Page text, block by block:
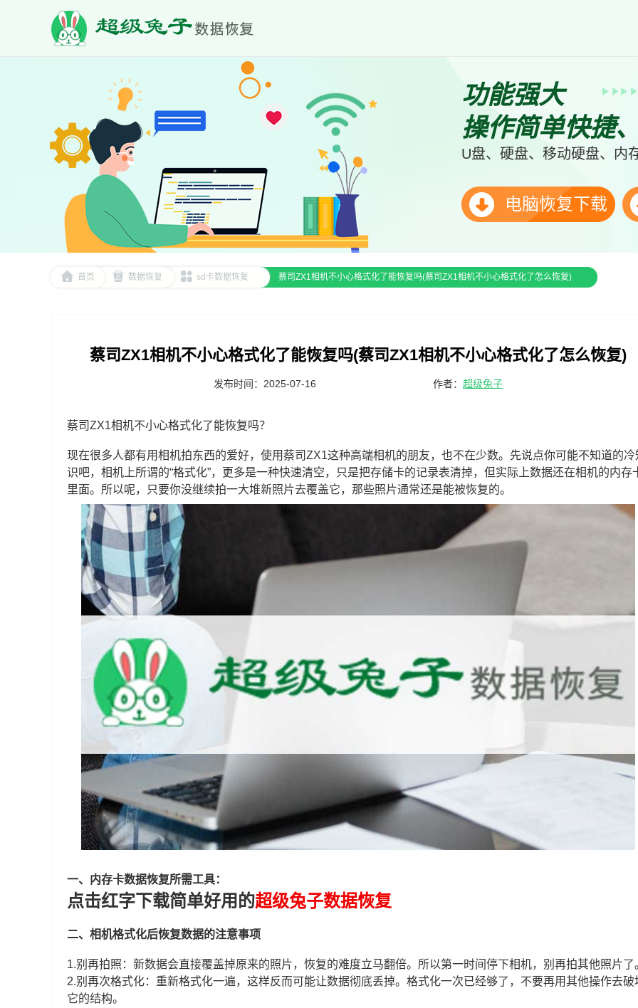
功能强大
操作简单快捷
U盘、硬盘、移动硬盘、内
电脑恢复下载
首页 数据恢复 sd卡数据恢复 蔡司ZX1相机不小心格式化了能恢复吗(蔡司ZX1相机不小心格式化了怎么恢复)
蔡司ZX1相机不小心格式化了能恢复吗(蔡司ZX1相机不小心格式化了怎么恢复)
发布时间：2025-07-16 作者： 超级兔子
蔡司ZX1相机不小心格式化了能恢复吗？
现在很多人都有用相机拍东西的爱好，使用蔡司ZX1这种高端相机的朋友，也不在少数。先说点你可能不知道的冷
识吧，相机上所谓的“格式化”，更多是一种快速清空，只是把存储卡的记录表清掉，但实际上数据还在相机的内存
里面。所以呢，只要你没继续拍一大堆新照片去覆盖它，那些照片通常还是能被恢复的。
一、内存卡数据恢复所需工具：
点击红字下载简单好用的超级兔子数据恢复
二、相机格式化后恢复数据的注意事项
1.别再拍照：新数据会直接覆盖掉原来的照片，恢复的难度立马翻倍。所以第一时间停下相机，别再拍其他照片了
2.别再次格式化：重新格式化一遍，这样反而可能让数据彻底丢掉。格式化一次已经够了，不要再用其他操作去破
它的结构。